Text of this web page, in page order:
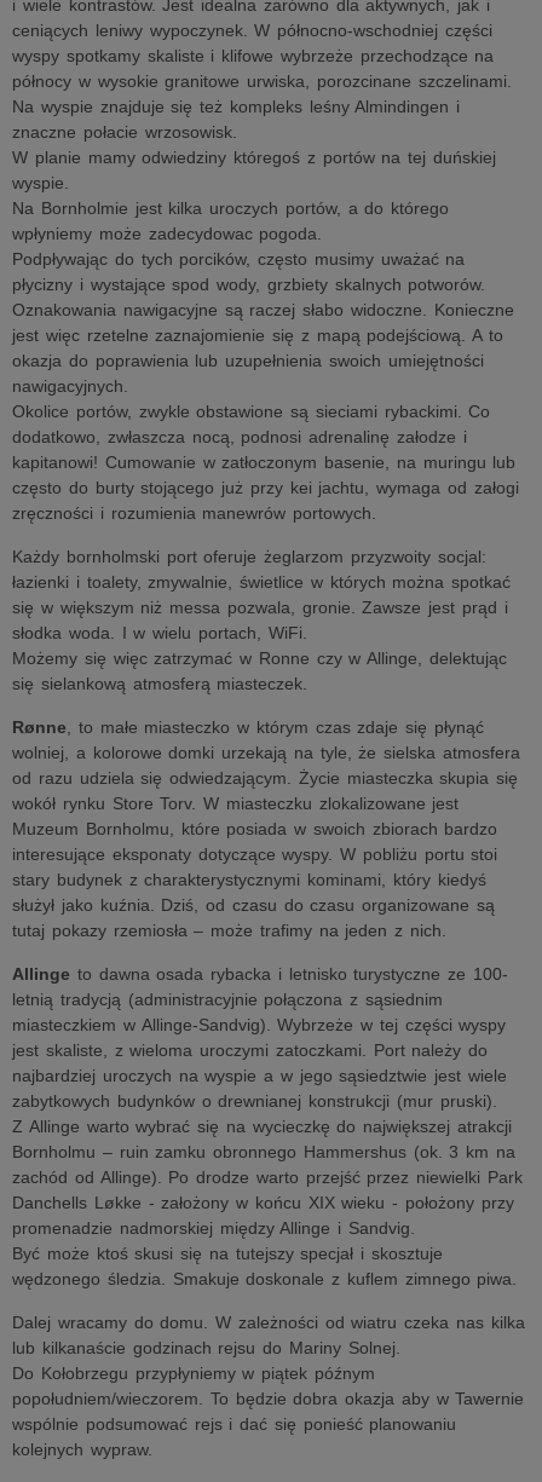
i wiele kontrastów. Jest idealna zarówno dla aktywnych, jak i
ceniących leniwy wypoczynek. W północno-wschodniej części
wyspy spotkamy skaliste i klifowe wybrzeże przechodzące na
północy w wysokie granitowe urwiska, porozcinane szczelinami.
Na wyspie znajduje się też kompleks leśny Almindingen i
znaczne połacie wrzosowisk.
W planie mamy odwiedziny któregoś z portów na tej duńskiej
wyspie.
Na Bornholmie jest kilka uroczych portów, a do którego
wpłyniemy może zadecydowac pogoda.
Podpływając do tych porcików, często musimy uważać na
płycizny i wystające spod wody, grzbiety skalnych potworów.
Oznakowania nawigacyjne są raczej słabo widoczne. Konieczne
jest więc rzetelne zaznajomienie się z mapą podejściową. A to
okazja do poprawienia lub uzupełnienia swoich umiejętności
nawigacyjnych.
Okolice portów, zwykle obstawione są sieciami rybackimi. Co
dodatkowo, zwłaszcza nocą, podnosi adrenalinę załodze i
kapitanowi! Cumowanie w zatłoczonym basenie, na muringu lub
często do burty stojącego już przy kei jachtu, wymaga od załogi
zręczności i rozumienia manewrów portowych.
Każdy bornholmski port oferuje żeglarzom przyzwoity socjal:
łazienki i toalety, zmywalnie, świetlice w których można spotkać
się w większym niż messa pozwala, gronie. Zawsze jest prąd i
słodka woda. I w wielu portach, WiFi.
Możemy się więc zatrzymać w Ronne czy w Allinge, delektując
się sielankową atmosferą miasteczek.
Rønne , to małe miasteczko w którym czas zdaje się płynąć
wolniej, a kolorowe domki urzekają na tyle, że sielska atmosfera
od razu udziela się odwiedzającym. Życie miasteczka skupia się
wokół rynku Store Torv. W miasteczku zlokalizowane jest
Muzeum Bornholmu, które posiada w swoich zbiorach bardzo
interesujące eksponaty dotyczące wyspy. W pobliżu portu stoi
stary budynek z charakterystycznymi kominami, który kiedyś
służył jako kuźnia. Dziś, od czasu do czasu organizowane są
tutaj pokazy rzemiosła – może trafimy na jeden z nich.
Allinge to dawna osada rybacka i letnisko turystyczne ze 100-
letnią tradycją (administracyjnie połączona z sąsiednim
miasteczkiem w Allinge-Sandvig). Wybrzeże w tej części wyspy
jest skaliste, z wieloma uroczymi zatoczkami. Port należy do
najbardziej uroczych na wyspie a w jego sąsiedztwie jest wiele
zabytkowych budynków o drewnianej konstrukcji (mur pruski).
Z Allinge warto wybrać się na wycieczkę do największej atrakcji
Bornholmu – ruin zamku obronnego Hammershus (ok. 3 km na
zachód od Allinge). Po drodze warto przejść przez niewielki Park
Danchells Løkke - założony w końcu XIX wieku - położony przy
promenadzie nadmorskiej między Allinge i Sandvig.
Być może ktoś skusi się na tutejszy specjał i skosztuje
wędzonego śledzia. Smakuje doskonale z kuflem zimnego piwa.
Dalej wracamy do domu. W zależności od wiatru czeka nas kilka
lub kilkanaście godzinach rejsu do Mariny Solnej.
Do Kołobrzegu przypłyniemy w piątek późnym
popołudniem/wieczorem. To będzie dobra okazja aby w Tawernie
wspólnie podsumować rejs i dać się ponieść planowaniu
kolejnych wypraw.